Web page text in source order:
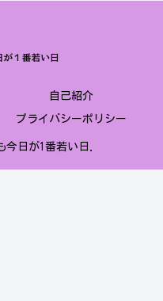
自己紹介
プライバシーポリシー
日が1番若い日.